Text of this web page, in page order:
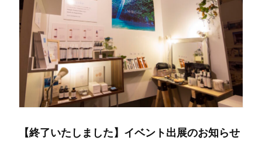
【終了いたしました】イベント出展のお知らせ